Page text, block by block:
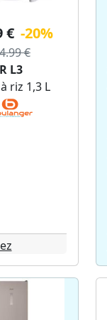
€ -20%
€
L3
riz 1,3 L